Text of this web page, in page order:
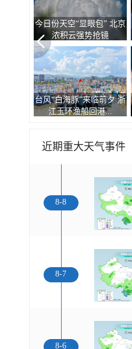
今日份天空“显眼包” 北京
浓积云强势抢镜
台风“白海豚”来临前夕 浙
江玉环渔船回港...
近期重大天气事件
8-8
8-7
8-6